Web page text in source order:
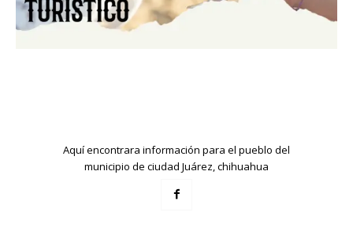
Aquí encontrara información para el pueblo del
municipio de ciudad Juárez, chihuahua